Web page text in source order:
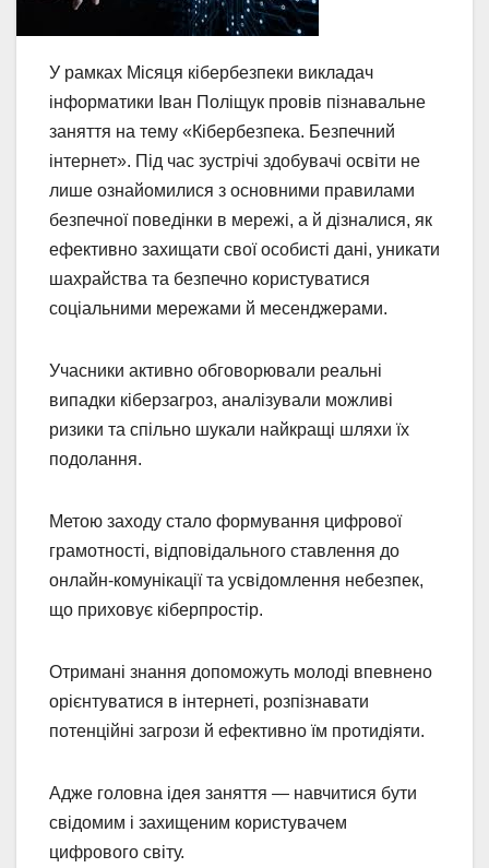
У рамках Місяця кібербезпеки викладач
інформатики Іван Поліщук провів пізнавальне
заняття на тему «Кібербезпека. Безпечний
інтернет». Під час зустрічі здобувачі освіти не
лише ознайомилися з основними правилами
безпечної поведінки в мережі, а й дізналися, як
ефективно захищати свої особисті дані, уникати
шахрайства та безпечно користуватися
соціальними мережами й месенджерами.
Учасники активно обговорювали реальні
випадки кіберзагроз, аналізували можливі
ризики та спільно шукали найкращі шляхи їх
подолання.
Метою заходу стало формування цифрової
грамотності, відповідального ставлення до
онлайн-комунікації та усвідомлення небезпек,
що приховує кіберпростір.
Отримані знання допоможуть молоді впевнено
орієнтуватися в інтернеті, розпізнавати
потенційні загрози й ефективно їм протидіяти.
Адже головна ідея заняття — навчитися бути
свідомим і захищеним користувачем
цифрового світу.